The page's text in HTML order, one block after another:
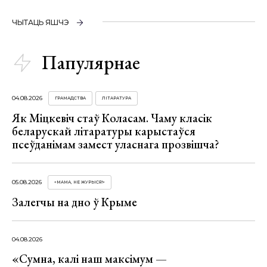
ЧЫТАЦЬ ЯШЧЭ
Папулярнае
04.08.2026 ГРАМАДСТВА ЛІТАРАТУРА
Як Міцкевіч стаў Коласам. Чаму класік
беларускай літаратуры карыстаўся
псеўданімам замест уласнага прозвішча?
05.08.2026 «МАМА, НЕ ЖУРЫСЯ!»
Залегчы на дно ў Крыме
04.08.2026
«Сумна, калі наш максімум —